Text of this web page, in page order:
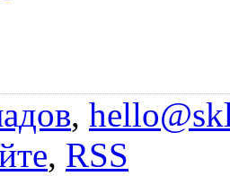
,
, RSS